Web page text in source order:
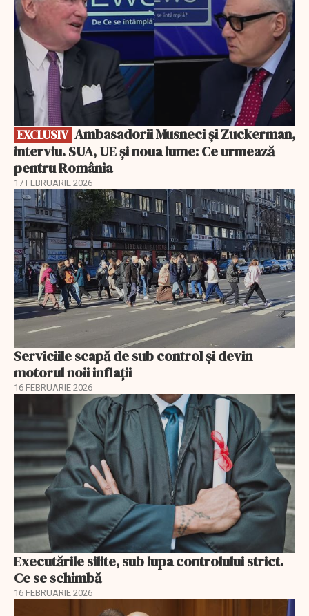
EXCLUSIV
interviu. SUA, UE și noua lume: Ce urmează
pentru România
17 FEBRUARIE 2026
Serviciile scapă de sub control și devin
motorul noii inflații
16 FEBRUARIE 2026
Executările silite, sub lupa controlului strict.
Ce se schimbă
16 FEBRUARIE 2026